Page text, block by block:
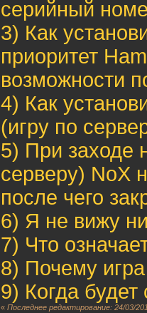
серийный
3) Как
приоритет
возможности
4) Как
(игру по
5) При заходе
серверу) NoX
после чего
6) Я не вижу
7) Что
8) Почему
9) Когда
«Последнее редактирование: 24/03/